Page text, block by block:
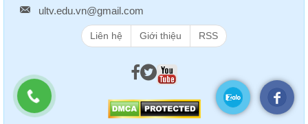
ultv.edu.vn@gmail.com
Liên hệ Giới thiệu RSS